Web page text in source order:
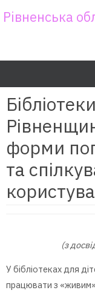
toРівненська
форми
та
(з
У бібліотеках для
працювати з